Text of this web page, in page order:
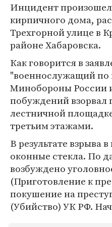
Инцидент произошел
кирпичного дома,
Трехгорной улице в
районе Хабаровска.
Как говорится в
"военнослужащий по
Минобороны России
побуждений взорвал
лестничной
третьим этажами.
В результате взрыва
оконные стекла. По
возбуждено
(Приготовление к
покушение на
(Убийство) УК РФ.